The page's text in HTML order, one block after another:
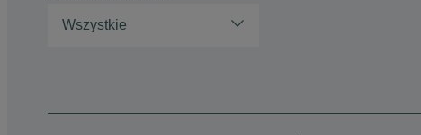
Wszystkie